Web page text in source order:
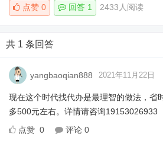
点赞 0 回答 1 2433人阅读
共 1 条回答
yangbaoqian888 2021年11月22日
现在这个时代找代办是最理智的做法，省
多500元左右。详情请咨询19153026933
点赞 0 评论 0